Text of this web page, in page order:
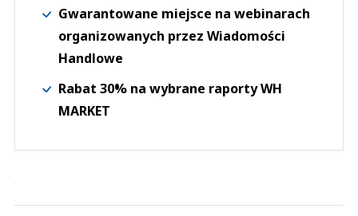
Gwarantowane miejsce na webinarach
organizowanych przez Wiadomości
Handlowe
Rabat 30% na wybrane raporty WH
MARKET